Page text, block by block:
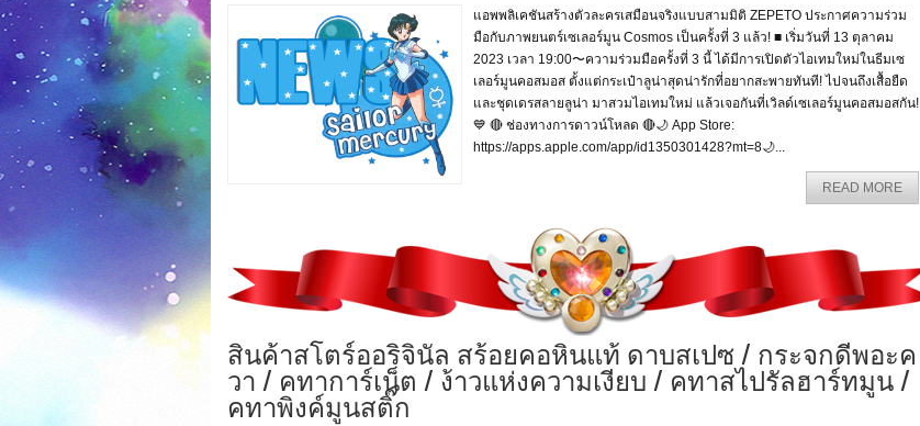
แอพพลิเคชันสร้างตัวละครเสมือนจริงแบบสามมิติ ZEPETO ประกาศความร่วม
มือกับภาพยนตร์เซเลอร์มูน Cosmos เป็นครั้งที่ 3 แล้ว! ■ เริ่มวันที่ 13 ตุลาคม
2023 เวลา 19:00〜ความร่วมมือครั้งที่ 3 นี้ ได้มีการเปิดตัวไอเทมใหม่ในธีมเซ
เลอร์มูนคอสมอส ตั้งแต่กระเป๋าลูน่าสุดน่ารักที่อยากสะพายทันที! ไปจนถึงเสื้อยืด
และชุดเดรสลายลูน่า‍ มาสวมไอเทมใหม่ แล้วเจอกันที่เวิลด์เซเลอร์มูนคอสมอสกัน!
💙 🔴 ช่องทางการดาวน์โหลด 🔴🌙 App Store:
https://apps.apple.com/app/id1350301428?mt=8🌙...
READ MORE
สินค้าสโตร์ออริจินัล สร้อยคอหินแท้ ดาบสเปซ / กระจกดีพอะค
วา / คทาการ์เน็ต / ง้าวแห่งความเงียบ / คทาสไปรัลฮาร์ทมูน /
คทาพิงค์มูนสติ๊ก